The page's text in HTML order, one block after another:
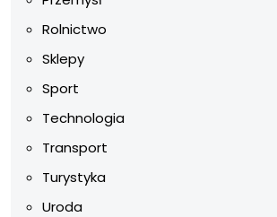
Rolnictwo
Sklepy
Sport
Technologia
Transport
Turystyka
Uroda